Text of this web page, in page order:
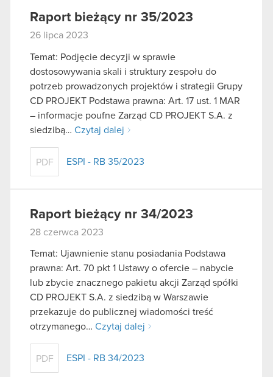
Raport bieżący nr 35/2023
26 lipca 2023
Temat: Podjęcie decyzji w sprawie
dostosowywania skali i struktury zespołu do
potrzeb prowadzonych projektów i strategii Grupy
CD PROJEKT Podstawa prawna: Art. 17 ust. 1 MAR
– informacje poufne Zarząd CD PROJEKT S.A. z
siedzibą… Czytaj dalej
PDF ESPI - RB 35/2023
Raport bieżący nr 34/2023
28 czerwca 2023
Temat: Ujawnienie stanu posiadania Podstawa
prawna: Art. 70 pkt 1 Ustawy o ofercie – nabycie
lub zbycie znacznego pakietu akcji Zarząd spółki
CD PROJEKT S.A. z siedzibą w Warszawie
przekazuje do publicznej wiadomości treść
otrzymanego… Czytaj dalej
PDF ESPI - RB 34/2023